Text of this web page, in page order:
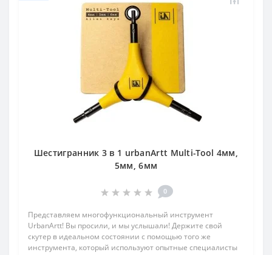
Шестигранник 3 в 1 urbanArtt Multi-Tool 4мм,
5мм, 6мм
0
Представляем многофункциональный инструмент
UrbanArtt! Вы просили, и мы услышали! Держите свой
скутер в идеальном состоянии с помощью того же
инструмента, который используют опытные специалисты